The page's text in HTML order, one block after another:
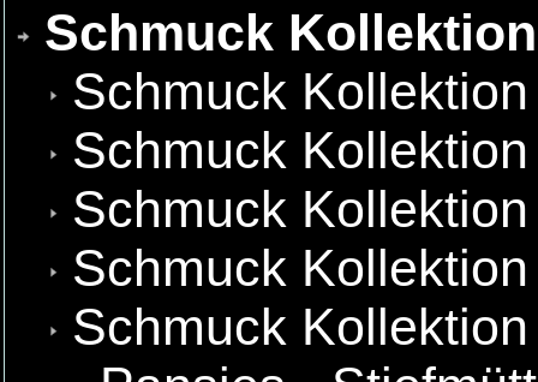
Schmuck
Schmuck
Schmuck
Schmuck
Schmuck
Schmuck